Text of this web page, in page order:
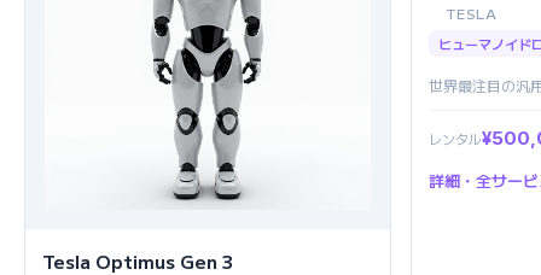
Tesla Optimus Gen 3
TESLA
ヒューマノイド
世界最注目の汎
レンタル
詳細・全サー